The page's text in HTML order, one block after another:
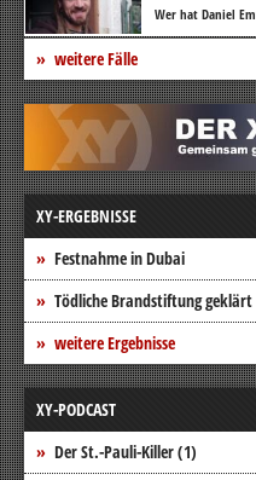
Wer hat Daniel
weitere Fälle
XY-ERGEBNISSE
Festnahme in Dubai
Tödliche Brandstiftung geklärt
weitere Ergebnisse
XY-PODCAST
Der St.-Pauli-Killer (1)